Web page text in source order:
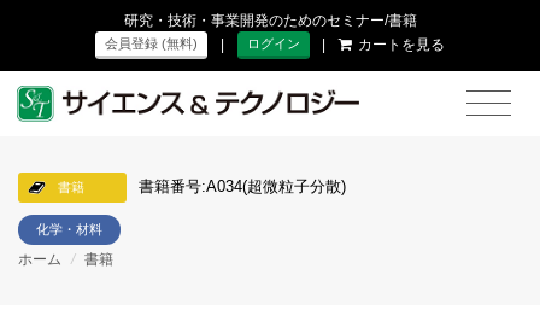
研究・技術・事業開発のためのセミナー/書籍
会員登録 (無料) | ログイン | カートを見る
書籍 書籍番号:A034(超微粒子分散)
化学・材料
ホーム / 書籍